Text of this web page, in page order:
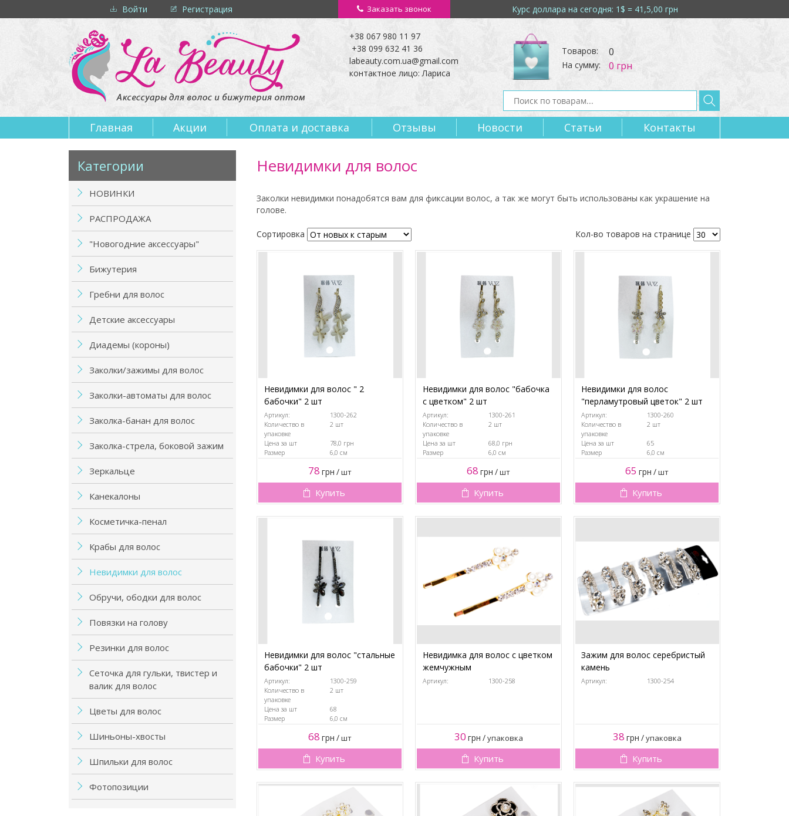
Войти Регистрация Заказать звонок Курс доллара на сегодня: 1$ = 41,5,00 грн
+38 067 980 11 97
+38 099 632 41 36
labeauty.com.ua@gmail.com
контактное лицо: Лариса
Товаров: 0
На сумму: 0 грн
Главная Акции Оплата и доставка Отзывы Новости Статьи Контакты
Категории
НОВИНКИ
РАСПРОДАЖА
"Новогодние аксессуары"
Бижутерия
Гребни для волос
Детские аксессуары
Диадемы (короны)
Заколки/зажимы для волос
Заколки-автоматы для волос
Заколка-банан для волос
Заколка-стрела, боковой зажим
Зеркальце
Канекалоны
Косметичка-пенал
Крабы для волос
Невидимки для волос
Обручи, ободки для волос
Повязки на голову
Резинки для волос
Сеточка для гульки, твистер и
валик для волос
Цветы для волос
Шиньоны-хвосты
Шпильки для волос
Фотопозиции
Невидимки для волос
Заколки невидимки понадобятся вам для фиксации волос, а так же могут быть использованы как украшение на
голове.
Сортировка Кол-во товаров на странице
Невидимки для волос " 2
бабочки" 2 шт
Артикул:
1300-262
Количество в
упаковке
2 шт
Цена за шт
78,0 грн
Размер
6,0 см
78 грн /шт
Купить
Невидимки для волос "бабочка
с цветком" 2 шт
Артикул:
1300-261
Количество в
упаковке
2 шт
Цена за шт
68,0 грн
Размер
6,0 см
68 грн /шт
Купить
Невидимки для волос
"перламутровый цветок" 2 шт
Артикул:
1300-260
Количество в
упаковке
2 шт
Цена за шт
65
Размер
6,0 см
65 грн /шт
Купить
Невидимки для волос "стальные
бабочки" 2 шт
Артикул:
1300-259
Количество в
упаковке
2 шт
Цена за шт
68
Размер
6,0 см
68 грн /шт
Купить
Невидимка для волос с цветком
жемчужным
Артикул: 1300-258
30 грн /упаковка
Купить
Зажим для волос серебристый
камень
Артикул: 1300-254
38 грн /упаковка
Купить